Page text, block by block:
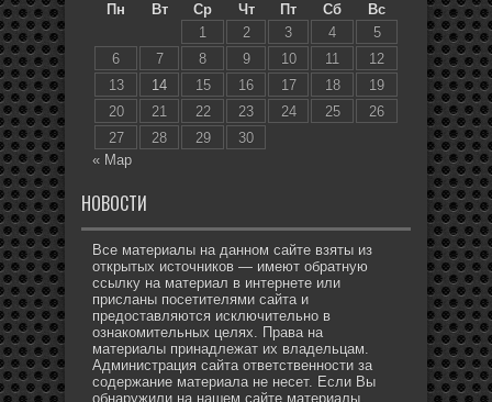
Пн
Вт Ср Чт Пт Сб
Вс
1
2 3 4
5
6
7 8 9 10 11
12
13
14 15 16 17 18
19
20
21 22 23 24 25
26
27
28 29
30
« Мар
НОВОСТИ
Все материалы на данном сайте взяты из
открытых источников — имеют обратную
ссылку на материал в интернете или
присланы посетителями сайта и
предоставляются исключительно в
ознакомительных целях. Права на
материалы принадлежат их владельцам.
Администрация сайта ответственности за
содержание материала не несет. Если Вы
обнаружили на нашем сайте материалы,